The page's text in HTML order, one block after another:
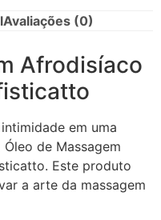
Avaliações (0)
Afrodisíaco
em uma
de Massagem
Este produto
a arte da massagem